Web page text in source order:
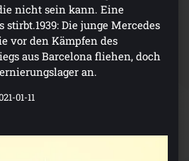
nicht sein kann. Eine
Die junge Mercedes
vor den Kämpfen des
aus Barcelona fliehen, doch
an.
01-11